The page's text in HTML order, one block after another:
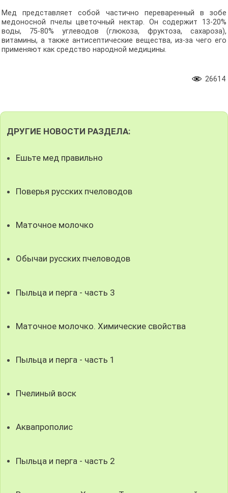
Мед представляет собой частично переваренный в зобе
медоносной пчелы цветочный нектар. Он содержит 13-20%
воды, 75-80% углеводов (глюкоза, фруктоза, сахароза),
витамины, а также антисептические вещества, из-за чего его
применяют как средство народной медицины.
26614
ДРУГИЕ НОВОСТИ РАЗДЕЛА:
Ешьте мед правильно
Поверья русских пчеловодов
Маточное молочко
Обычаи русских пчеловодов
Пыльца и перга - часть 3
Маточное молочко. Химические свойства
Пыльца и перга - часть 1
Пчелиный воск
Аквапрополис
Пыльца и перга - часть 2